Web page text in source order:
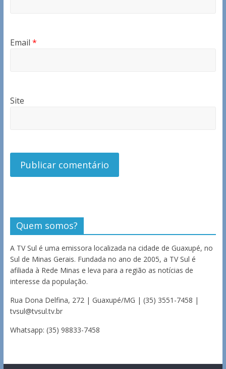
Email *
Site
Quem somos?
A TV Sul é uma emissora localizada na cidade de Guaxupé, no
Sul de Minas Gerais. Fundada no ano de 2005, a TV Sul é
afiliada à Rede Minas e leva para a região as notícias de
interesse da população.
Rua Dona Delfina, 272 | Guaxupé/MG | (35) 3551-7458 |
tvsul@tvsul.tv.br
Whatsapp: (35) 98833-7458